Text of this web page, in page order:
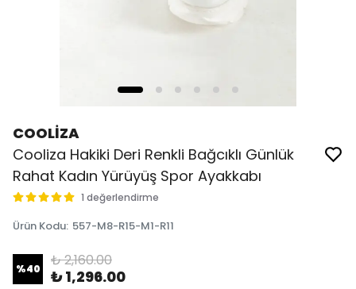
COOLİZA
Cooliza Hakiki Deri Renkli Bağcıklı Günlük
Rahat Kadın Yürüyüş Spor Ayakkabı
1 değerlendirme
Ürün Kodu: 557-M8-R15-M1-R11
%40 ₺ 2,160.00
₺ 1,296.00